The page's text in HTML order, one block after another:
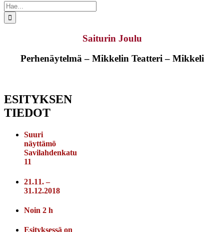
Etsi
...
Saiturin Joulu
Perhenäytelmä – Mikkelin Teatteri – Mikkeli
ESITYKSEN
TIEDOT
Suuri
näyttämö
Savilahdenkatu
11
21.11. –
31.12.2018
Noin 2 h
Esityksessä on